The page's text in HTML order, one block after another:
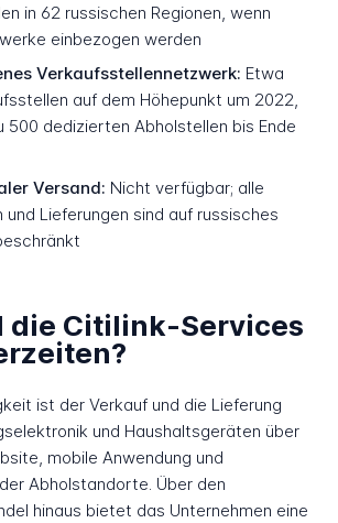
in 62 russischen Regionen, wenn
einbezogen werden
Verkaufsstellennetzwerk: Etwa
auf dem Höhepunkt um 2022,
500 dedizierten Abholstellen bis Ende
Versand: Nicht verfügbar; alle
und Lieferungen sind auf russisches
die Citilink-Services
ist der Verkauf und die Lieferung
und Haushaltsgeräten über
mobile Anwendung und
Abholstandorte. Über den
hinaus bietet das Unternehmen eine